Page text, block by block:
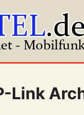
Link